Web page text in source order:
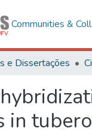
Communities &
e Dissertações
in